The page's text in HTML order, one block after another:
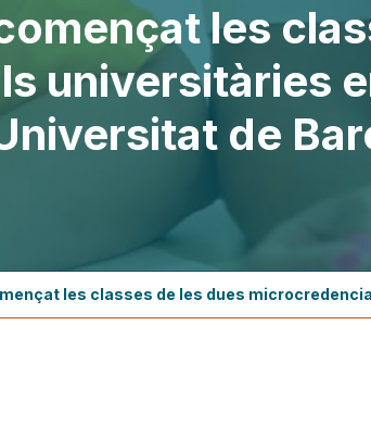
les
universitàries
de
les classes de les dues